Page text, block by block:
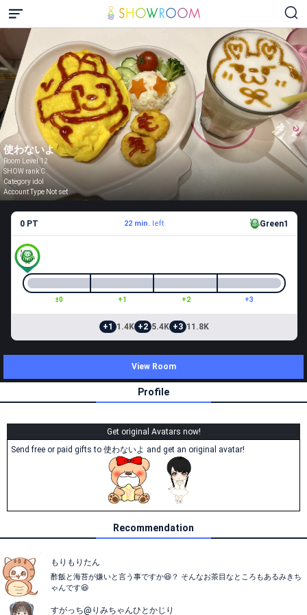
使わないよ
Room Level 12
SHOW rank C
Category idol
Account Type Not set
0 PT 22 min. left Green1
±0 +1 +2 +3
+1 1.4K +2 5.4K +3 11.8K
View Room
Profile
Get original Avatars now!
Send free or paid gifts to 使わないよ and get an original avatar!
Recommendation
もりもりたん
酢飯と海苔が嫌いと言う事ですか😆？ そんなお茶目なところもあるみきち
ゃんです😆
すがっち@りみちゃんひとかじり